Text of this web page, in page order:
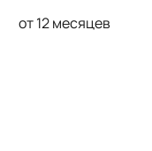
от 12 месяцев